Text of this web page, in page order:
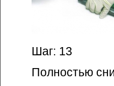
Шаг: 13
Полностью